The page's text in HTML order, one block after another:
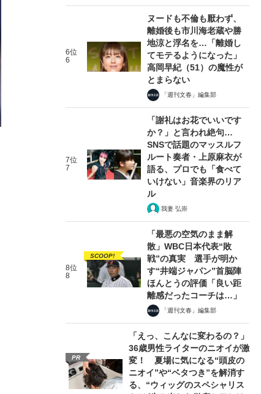
6位
6
ヌードも不倫も厭わず、
離婚後も市川海老蔵や勝
地涼と浮名を…「離婚し
てモテるようになった」
高岡早紀（51）の魔性が
とまらない
「週刊文春」編集部
7位
7
「謝礼はお花でいいです
か？」と言われ絶句…
SNSで話題のマッスルフ
ルート奏者・上原麻衣が
語る、プロでも「食べて
いけない」音楽界のリア
ル
我妻 弘崇
8位
8
SCOOP!
「最悪の空気のまま解
散」WBC日本代表“敗
戦”の真実 選手が明か
す“井端ジャパン”首脳陣
ほんとうの評価「良い距
離感だったコーチは…」
「週刊文春」編集部
PR
「えっ、こんなに変わるの？」
36歳男性ライターのニオイが激
変！ 夏場に気になる“頭皮の
ニオイ”や“ベタつき”を解消す
る、“ウィッグのスペシャリス